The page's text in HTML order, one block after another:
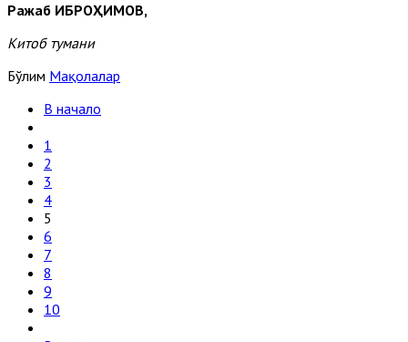
Ражаб ИБРОҲИМОВ,
Китоб тумани
Бўлим Мақолалар
В начало
1
2
3
4
5
6
7
8
9
10